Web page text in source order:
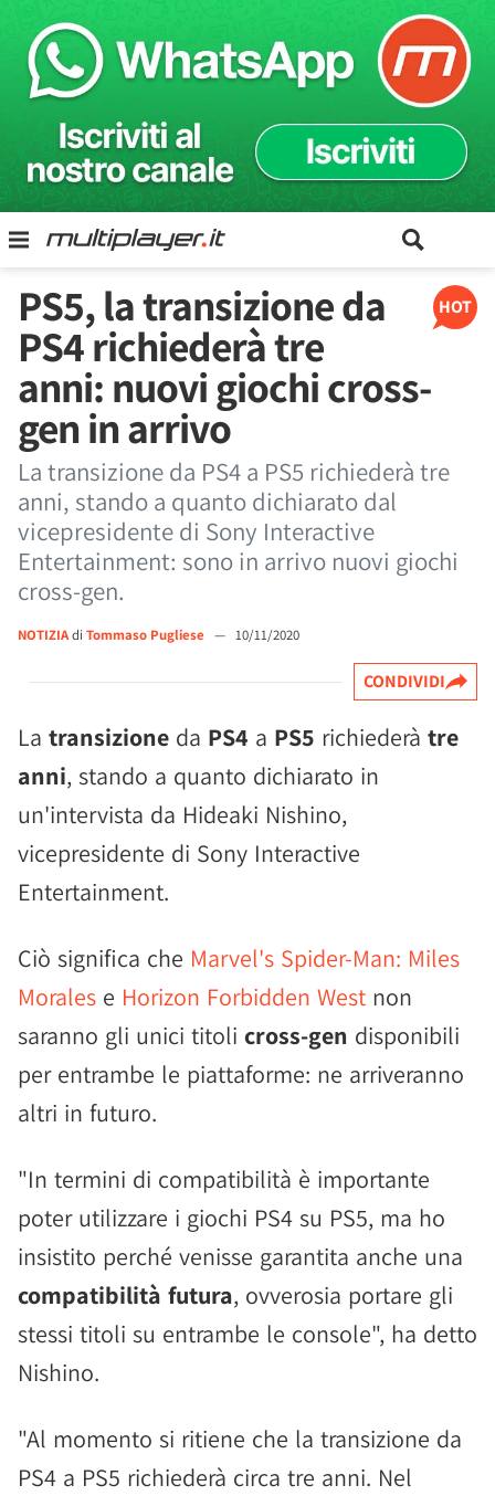
HOT
PS5, la transizione da
PS4 richiederà tre
anni: nuovi giochi cross-
gen in arrivo
La transizione da PS4 a PS5 richiederà tre
anni, stando a quanto dichiarato dal
vicepresidente di Sony Interactive
Entertainment: sono in arrivo nuovi giochi
cross-gen.
NOTIZIAdi Tommaso Pugliese — 10/11/2020
CONDIVIDI
La transizione da PS4 a PS5 richiederà tre
anni, stando a quanto dichiarato in
un'intervista da Hideaki Nishino,
vicepresidente di Sony Interactive
Entertainment.
Ciò significa che Marvel's Spider-Man: Miles
Morales e Horizon Forbidden West non
saranno gli unici titoli cross-gen disponibili
per entrambe le piattaforme: ne arriveranno
altri in futuro.
"In termini di compatibilità è importante
poter utilizzare i giochi PS4 su PS5, ma ho
insistito perché venisse garantita anche una
compatibilità futura, ovverosia portare gli
stessi titoli su entrambe le console", ha detto
Nishino.
"Al momento si ritiene che la transizione da
PS4 a PS5 richiederà circa tre anni. Nel